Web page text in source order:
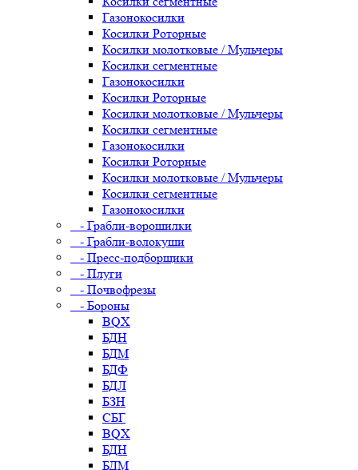
Газонокосилки
Косилки Роторные
Косилки молотковые / Мульчеры
Косилки сегментные
Газонокосилки
Косилки Роторные
Косилки молотковые / Мульчеры
Косилки сегментные
Газонокосилки
Косилки Роторные
Косилки молотковые / Мульчеры
Косилки сегментные
Газонокосилки
- Грабли-ворошилки
- Грабли-волокуши
- Пресс-подборщики
- Плуги
- Почвофрезы
- Бороны
BQX
БДН
БДМ
БДФ
БДЛ
БЗН
СБГ
BQX
БДН
БДМ